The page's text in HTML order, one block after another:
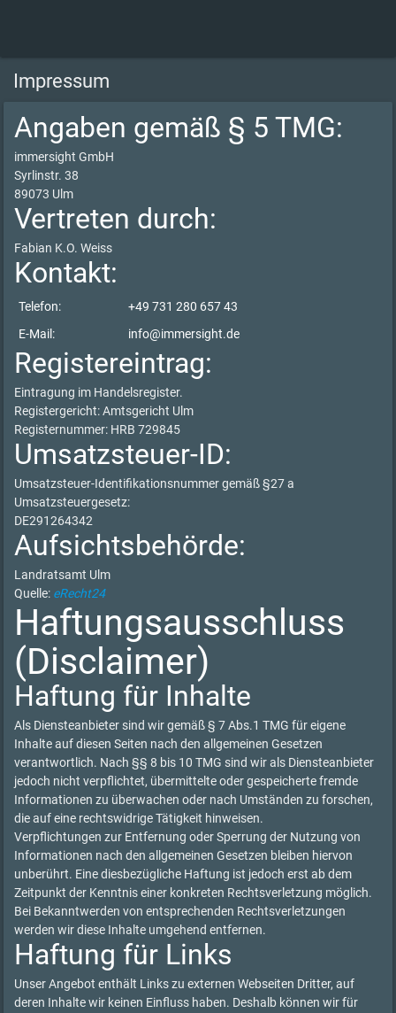
Impressum
Angaben gemäß § 5 TMG:
immersight GmbH
Syrlinstr. 38
89073 Ulm
Vertreten durch:
Fabian K.O. Weiss
Kontakt:
Telefon:
+49 731 280 657 43
E-Mail:
info@immersight.de
Registereintrag:
Eintragung im Handelsregister.
Registergericht: Amtsgericht Ulm
Registernummer: HRB 729845
Umsatzsteuer-ID:
Umsatzsteuer-Identifikationsnummer gemäß §27 a
Umsatzsteuergesetz:
DE291264342
Aufsichtsbehörde:
Landratsamt Ulm
Quelle: eRecht24
Haftungsausschluss
(Disclaimer)
Haftung für Inhalte
Als Diensteanbieter sind wir gemäß § 7 Abs.1 TMG für eigene
Inhalte auf diesen Seiten nach den allgemeinen Gesetzen
verantwortlich. Nach §§ 8 bis 10 TMG sind wir als Diensteanbieter
jedoch nicht verpflichtet, übermittelte oder gespeicherte fremde
Informationen zu überwachen oder nach Umständen zu forschen,
die auf eine rechtswidrige Tätigkeit hinweisen.
Verpflichtungen zur Entfernung oder Sperrung der Nutzung von
Informationen nach den allgemeinen Gesetzen bleiben hiervon
unberührt. Eine diesbezügliche Haftung ist jedoch erst ab dem
Zeitpunkt der Kenntnis einer konkreten Rechtsverletzung möglich.
Bei Bekanntwerden von entsprechenden Rechtsverletzungen
werden wir diese Inhalte umgehend entfernen.
Haftung für Links
Unser Angebot enthält Links zu externen Webseiten Dritter, auf
deren Inhalte wir keinen Einfluss haben. Deshalb können wir für